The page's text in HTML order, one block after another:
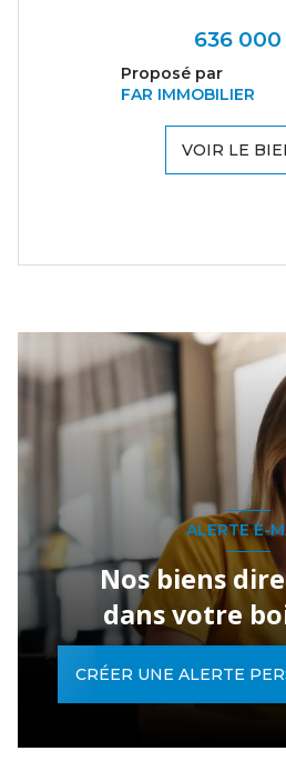
636
Proposé par
FAR IMMOBILIER
VOIR LE
ALERTE E-
Nos biens
dans votre
CRÉER UNE ALERTE